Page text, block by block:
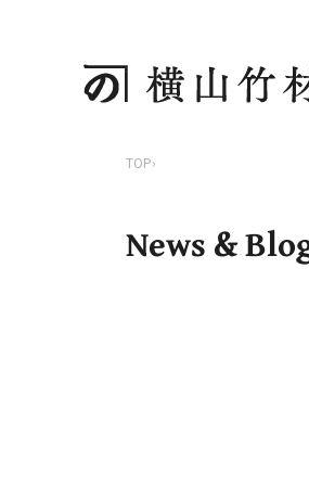
TOP›
News &